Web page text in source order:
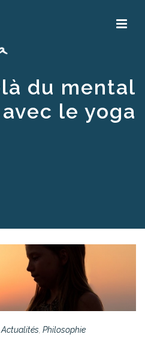
du mental
avec le yoga
Actualités Philosophie